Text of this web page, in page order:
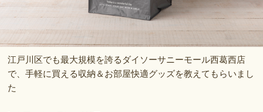
江戸川区でも最大規模を誇るダイソーサニーモール西葛西店
で、手軽に買える収納＆お部屋快適グッズを教えてもらいまし
た